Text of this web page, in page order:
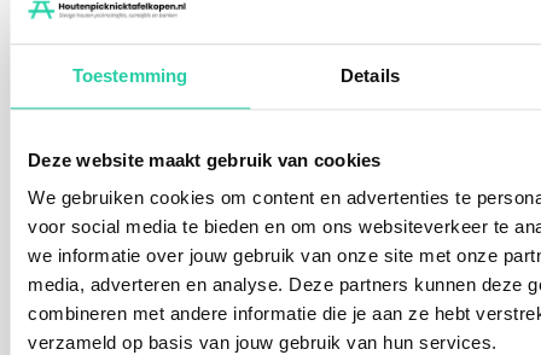
Toestemming Details
Deze website maakt gebruik van cookies
We gebruiken cookies om content en advertenties te
voor social media te bieden en om ons websiteverkeer te
we informatie over jouw gebruik van onze site met onze
media, adverteren en analyse. Deze partners kunnen deze
combineren met andere informatie die je aan ze hebt
verzameld op basis van jouw gebruik van hun services.
We leveren je tafel of bank standaard als bouwpakket
bij je af. Heb je liever dat wij je het voor je in elkaar
zetten? Dat kan! Je kunt dit aangeven bij het
afrekenen van je bestelling.